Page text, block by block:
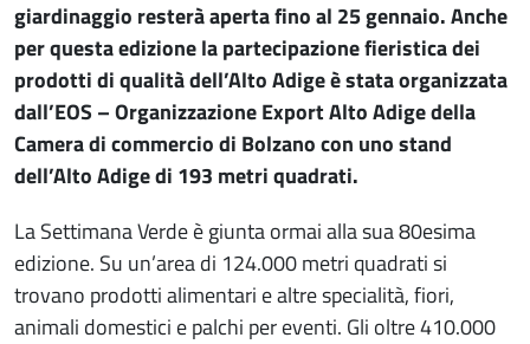
giardinaggio resterà aperta fino al 25 gennaio. Anche
per questa edizione la partecipazione fieristica dei
prodotti di qualità dell’Alto Adige è stata organizzata
dall’EOS – Organizzazione Export Alto Adige della
Camera di commercio di Bolzano con uno stand
dell’Alto Adige di 193 metri quadrati.
La Settimana Verde è giunta ormai alla sua 80esima
edizione. Su un’area di 124.000 metri quadrati si
trovano prodotti alimentari e altre specialità, fiori,
animali domestici e palchi per eventi. Gli oltre 410.000